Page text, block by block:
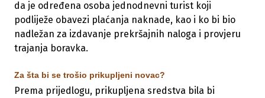
da je određena osoba jednodnevni turist koji
podliježe obavezi plaćanja naknade, kao i ko bi bio
nadležan za izdavanje prekršajnih naloga i provjeru
trajanja boravka.
Za šta bi se trošio prikupljeni novac?
Prema prijedlogu, prikupljena sredstva bila bi